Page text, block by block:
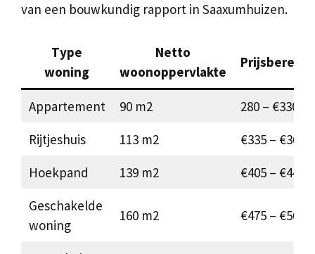
van een bouwkundig rapport in Saaxumhuizen.
Type
woning
Netto
woonoppervlakte
Appartement 90 m2
280 – €330
Rijtjeshuis
113 m2
€335 – €365
Hoekpand
139 m2
€405 – €445
Geschakelde
woning
160 m2 €475 – €500